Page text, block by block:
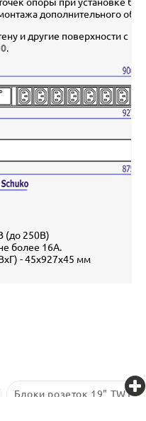
дополнительного
и другие поверхности с
.
(до 250В)
более 16А.
- 45х927х45 мм
Блоки розеток 19" TWT